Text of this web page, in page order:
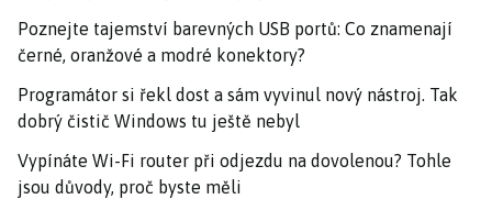
Poznejte tajemství barevných USB portů: Co znamenají
černé, oranžové a modré konektory?
Programátor si řekl dost a sám vyvinul nový nástroj. Tak
dobrý čistič Windows tu ještě nebyl
Vypínáte Wi-Fi router při odjezdu na dovolenou? Tohle
jsou důvody, proč byste měli